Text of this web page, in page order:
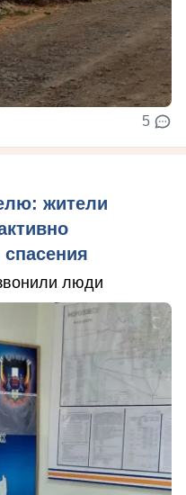
5
жители
люди